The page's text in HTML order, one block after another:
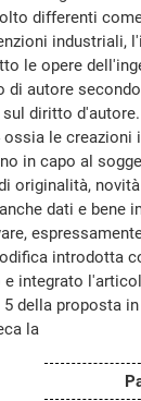
differenti
industriali,
le opere
autore
sul diritto
le
in capo al
originalità,
dati e
introdotta
integrato
della proposta
la